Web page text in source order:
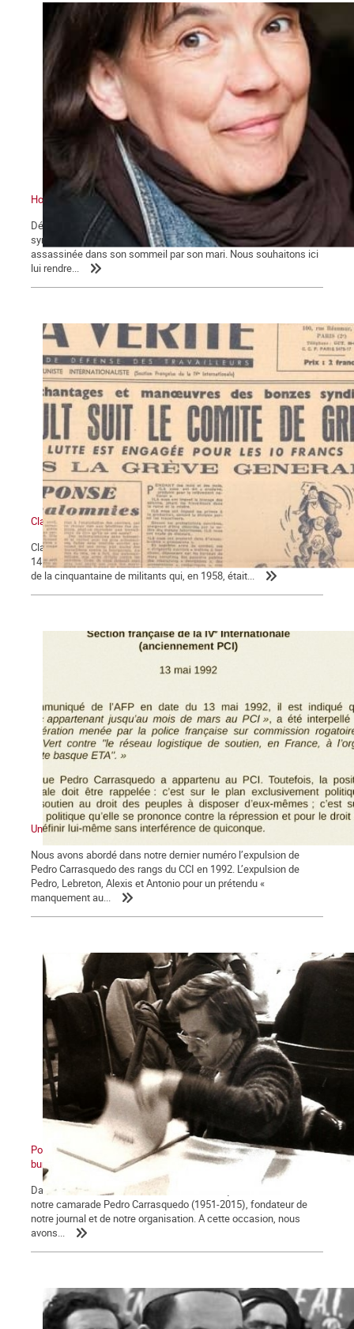
Hommage à Frédérique
Début août, notre camarade et amie, Frédérique Mulot,
sympathisante de la Commune, décédait à 52 ans, atrocement
assassinée dans son sommeil par son mari. Nous souhaitons ici
lui rendre...
Claude Monnier (1929-2017), militant ouvrier internationaliste
Claude Monnier, vieux militant trotskyste a mis fin à ses jours le
14 mars, à l’âge de 88 ans. Il est l’un des derniers, sinon le dernier
de la cinquantaine de militants qui, en 1958, était...
Une expulsion liquidatrice
Nous avons abordé dans notre dernier numéro l’expulsion de
Pedro Carrasquedo des rangs du CCI en 1992. L’expulsion de
Pedro, Lebreton, Alexis et Antonio pour un prétendu «
manquement au...
Pour Pedro. De l’OCI à La Commune : retour sur une expulsion
bureaucratique, première partie
Dans notre dernier numéro, nous avons évoqué la vie militante de
notre camarade Pedro Carrasquedo (1951-2015), fondateur de
notre journal et de notre organisation. A cette occasion, nous
avons...